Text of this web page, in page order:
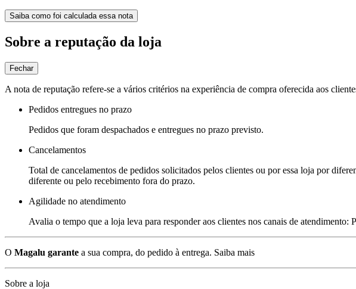
Saiba como foi calculada essa nota
Sobre a reputação da loja
Fechar
A nota de reputação refere-se a vários critérios na experiência de compra oferecida aos
Pedidos entregues no prazo
Pedidos que foram despachados e entregues no prazo previsto.
Cancelamentos
Total de cancelamentos de pedidos solicitados pelos clientes ou por essa loja por
diferente ou pelo recebimento fora do prazo.
Agilidade no atendimento
Avalia o tempo que a loja leva para responder aos clientes nos canais de atendimento:
O Magalu garante a sua compra, do pedido à entrega. Saiba mais
Sobre a loja